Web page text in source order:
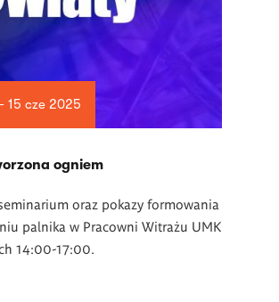
15 cze 2025
ogniem
oraz pokazy formowania
palnika w Pracowni Witrażu UMK
14:00-17:00.